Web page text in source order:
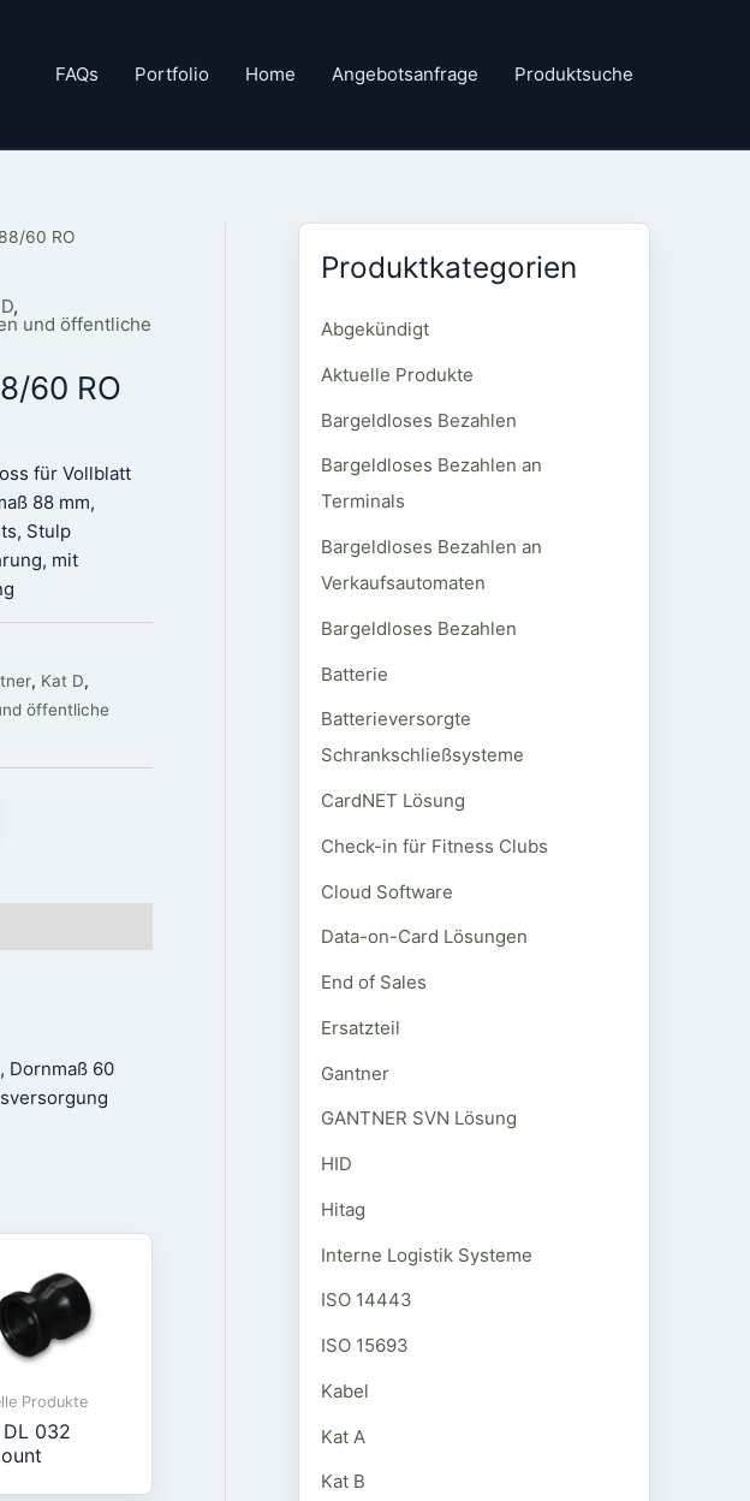
FAQs Portfolio Home Angebotsanfrage Produktsuche
60 RO
,
und öffentliche
60 RO
für Vollblatt
88 mm,
Stulp
mit
, Kat D,
öffentliche
Dornmaß 60
Produkte
DL 032
Produktkategorien
Abgekündigt
Aktuelle Produkte
Bargeldloses Bezahlen
Bargeldloses Bezahlen an
Terminals
Bargeldloses Bezahlen an
Verkaufsautomaten
Bargeldloses Bezahlen
Batterie
Batterieversorgte
Schrankschließsysteme
CardNET Lösung
Check-in für Fitness Clubs
Cloud Software
Data-on-Card Lösungen
End of Sales
Ersatzteil
Gantner
GANTNER SVN Lösung
HID
Hitag
Interne Logistik Systeme
ISO 14443
ISO 15693
Kabel
Kat A
Kat B